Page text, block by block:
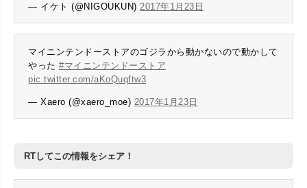
— イケト (@NIGOUKUN) 2017年1月23日
マイニンテンドーストアのゴジラから動かないので動かして
やった #マイニンテンドーストア
pic.twitter.com/aKoQuqftw3
— Xaero (@xaero_moe) 2017年1月23日
RTしてこの情報をシェア！